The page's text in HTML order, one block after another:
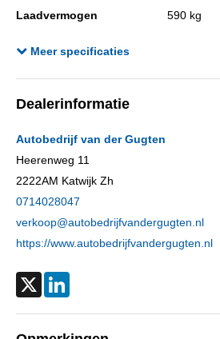
Laadvermogen
590 kg
Aantal cilinders
Kleur
Motorrijtuigenbelasting
Gewicht (leeg)
Aandrijving
Aandrijving
Max. trekgewicht
Meer specificaties
Dealerinformatie
Autobedrijf van der Gugten
Heerenweg 11
2222AM Katwijk Zh
0714028047
verkoop@autobedrijfvandergugten.nl
https://www.autobedrijfvandergugten.nl